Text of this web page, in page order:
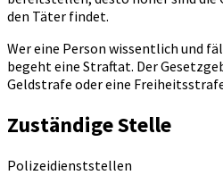
den Täter findet.
Wer eine Person wissentlich und
begeht eine Straftat. Der
Geldstrafe oder eine
Zuständige Stelle
Polizeidienststellen